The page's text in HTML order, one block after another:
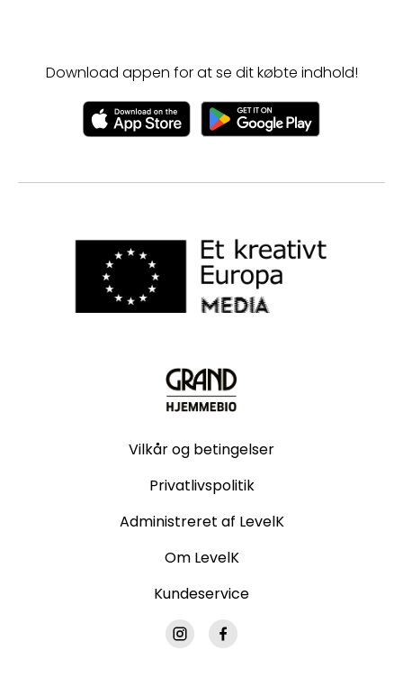
Download appen for at se dit købte indhold!
Vilkår og betingelser
Privatlivspolitik
Administreret af LevelK
Om LevelK
Kundeservice